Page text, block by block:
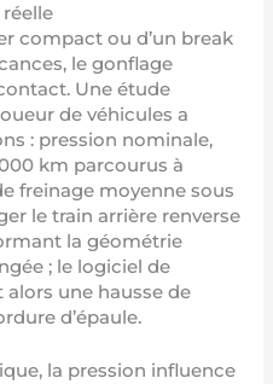
compact ou d’un break
le gonflage
Une étude
de véhicules a
: pression nominale,
km parcourus à
freinage moyenne sous
le train arrière renverse
la géométrie
; le logiciel de
une hausse de
d’épaule.
la pression influence